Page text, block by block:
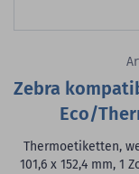
Zebra
Eco/
Thermoetiketten,
101,6 x 152,4 mm, 1